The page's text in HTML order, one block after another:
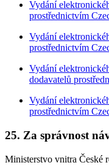
Vydání
prostřednictvím
Vydání
prostřednictvím
Vydání
dodavatelů
Vydání
prostřednictvím
25. Za správnost
Ministerstvo vnitra České